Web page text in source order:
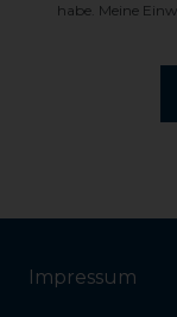
habe. Meine
Impressum